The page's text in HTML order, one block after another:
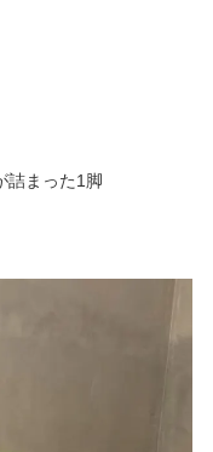
詰まった1脚